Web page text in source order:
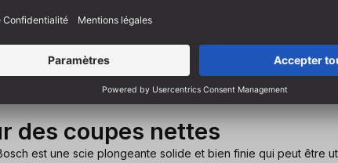
des coupes nettes
est une scie plongeante solide et bien finie qui peut être